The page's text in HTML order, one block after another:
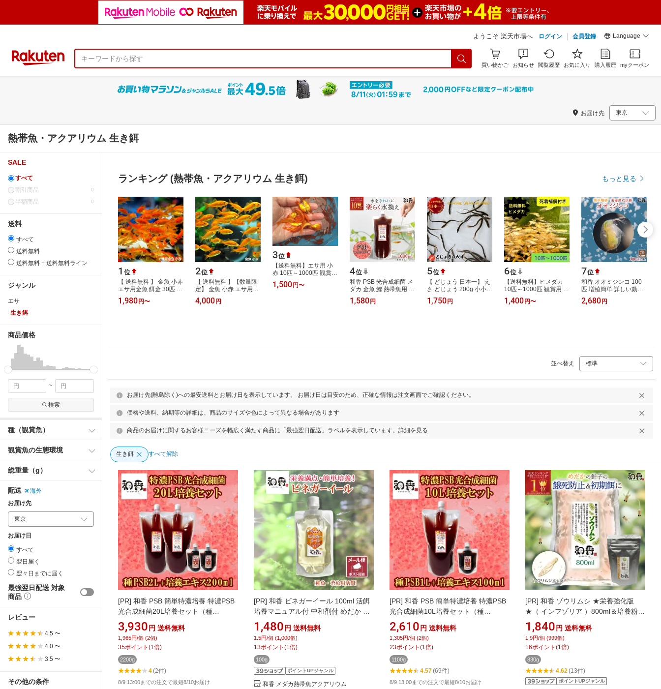
ようこそ 楽天市場へ ログイン 会員登録 Language
買い物かご お知らせ 閲覧履歴 お気に入り 購入履歴 myクーポン
お届け先
熱帯魚・アクアリウム 生き餌
SALE
すべて
0
割引商品
0
半額商品
送料
すべて
送料無料
送料無料 + 送料無料ライン
ジャンル
エサ
生き餌
商品価格
~
検索
種（観賞魚）
観賞魚の生態環境
総重量（g）
配送
海外
お届け先
お届け日
すべて
翌日届く
翌々日までに届く
最強翌日配送 対象
商品
レビュー
4.5 〜
4.0 〜
3.5 〜
その他の条件
ランキング (熱帯魚・アクアリウム 生き餌) もっと見る
1 位
【 送料無料 】 金魚 小赤
エサ用金魚 餌金 30匹 50
匹 100匹 [ エサ 餌 きん
ぎょ キンギョ 生体 ]
1,980 円〜
2位
【 送料無料 】【数量限
定】 金魚 小赤 エサ用金
魚 100匹 [ エサ 餌 生餌
餌金 きんぎょ キンギョ
4,000 円
3位
【送料無料】エサ用 小
赤 10匹～1000匹 観賞用
生体 生餌 活餌 生き餌 活
き餌 アロワナ 金魚 小赤
1,500円〜
4位
和香 PSB 光合成細菌 メ
ダカ 金魚 鯉 熱帯魚用 濃
縮 1000ml 送料無料 培
養 培基 針子 稚魚 餌 生
1,580 円
5位
【 どじょう 日本一】 え
さ どじょう 200g 小小
【約7cm 約100匹】 え
さ 活どじょう 釣り エサ
1,750 円
6位
【送料無料】ヒメダカ
10匹～1000匹 観賞用 生
体 生餌 活餌 生き餌 アロ
ワナ エサ用めだか エサ
1,400 円〜
7位
和香 オオミジンコ 100
匹 増殖簡単 詳しい動画
説明付 めだか らんちゅ
う グッピー 熱帯魚 水中
2,680 円
並べ替え
お届け先(離島除く)への最安送料とお届け日を表示しています。 お届け日は目安のため、正確な情報は注文画面でご確認ください。
価格や送料、納期等の詳細は、商品のサイズや色によって異なる場合があります
商品のお届けに関するお客様ニーズを幅広く満たす商品に「最強翌日配送」ラベルを表示しています。 詳細を見る
生き餌 すべて解除
[PR] 和香 PSB 簡単特濃培養 特濃PSB
光合成細菌20L培養セット（種
PSB2L+培養エキス200ml）動画説明書
付 バクテリア 専用培養エキス めだ
か・らんちゅう・金魚・熱帯魚などの
免疫力強化にも期待できます PSB 光
合成細菌 増やす 増やせる 培養
3,930円 送料無料
1,965円/個 (2個)
35ポイント (1 倍)
2200g
4(2件)
8/9 13:00までの注文で最短8/10お届け
[PR] 和香 ビネガーイール 100ml 活餌
培養マニュアル付 中和剤付 めだか メ
ダカ 金魚 稚魚針子 生餌 えさ リンゴ酢
りんご で簡単培養 栄養価 嗜好性 も高
い 活餌 ゾウリムシ PSB クロレラ
1,480円 送料無料
1.5円/個 (1,000個)
13ポイント (1 倍)
100g
ポイントUPジャンル
和香 メダカ熱帯魚アクアリウム
[PR] 和香 PSB 簡単特濃培養 特濃PSB
光合成細菌10L培養セット（種
PSB1L+培養エキス100ml）動画説明書
付 バクテリア 専用培養エキス めだ
か・らんちゅう・金魚・熱帯魚などの
免疫力強化にも期待できます PSB 光
合成細菌 増やす 増やせる 培養
2,610円 送料無料
1,305円/個 (2個)
23ポイント (1 倍)
1100g
4.57(69件)
8/9 13:00までの注文で最短8/10お届け
[PR] 和香 ゾウリムシ ★栄養強化版
★（ インフゾリア ）800ml＆培養粉餌
セット 詳しい培養マニュアル付 めだ
か稚魚に最適のえさ めだか 金魚 稚魚
針子 生餌 有名ブリーダー 熱帯魚ショ
ップ 教育機関など納品しています。
なごやか 和やか
1,840円 送料無料
1.9円/個 (999個)
16ポイント (1 倍)
830g
4.62 (13件)
ポイントUPジャンル